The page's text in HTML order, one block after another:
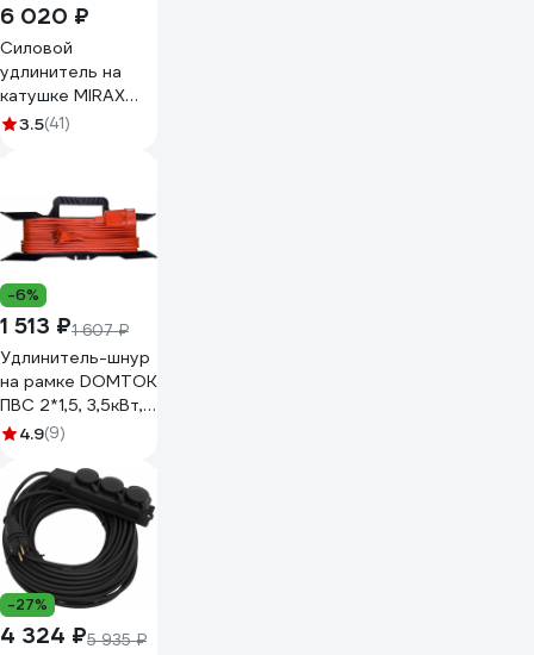
6 020 ₽
Силовой
удлинитель на
катушке MIRAX
пвс 3x2.5 50м
3.5(41)
-6%
1 513 ₽1 607 ₽
Удлинитель-шнур
на рамке DOMTOK
ПВС 2*1,5, 3,5кВт,
без заземления,
4.9(9)
-27%
4 324 ₽5 935 ₽